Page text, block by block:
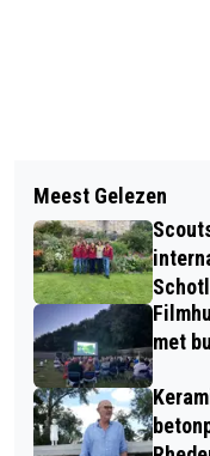
NLDOET, 10
GEMEENTE
LEZING: “HET
EEN
KANSEN”
Meest Gelezen
met